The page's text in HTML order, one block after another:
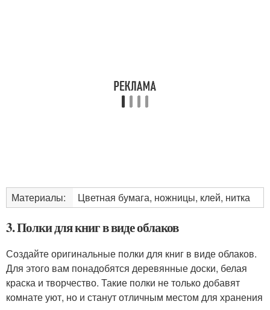
Материалы: Цветная бумага, ножницы, клей, нитка
3. Полки для книг в виде облаков
Создайте оригинальные полки для книг в виде облаков.
Для этого вам понадобятся деревянные доски, белая
краска и творчество. Такие полки не только добавят
комнате уют, но и станут отличным местом для хранения